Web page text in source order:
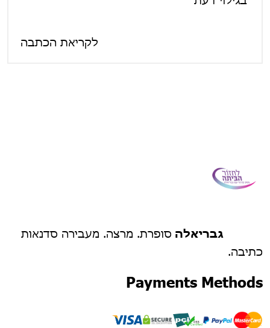
לקריאת הכתבה
גבריאלה סופרת. מרצה. מעבירה סדנאות
כתיבה.
Payments Methods